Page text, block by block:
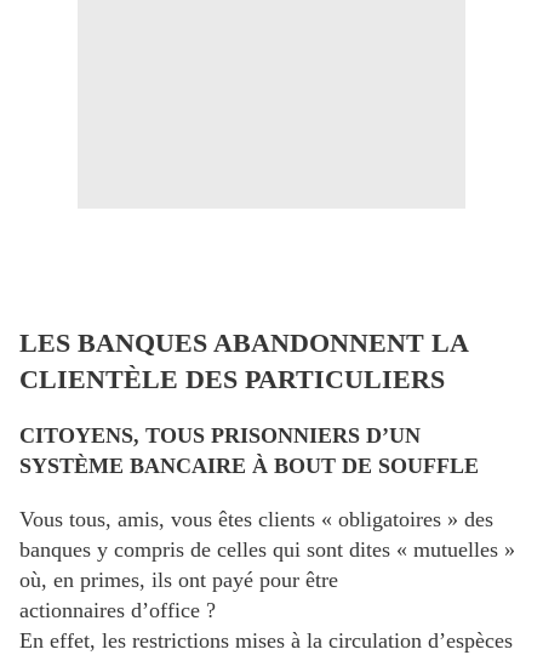
LES BANQUES ABANDONNENT LA
CLIENTÈLE DES PARTICULIERS
CITOYENS, TOUS PRISONNIERS D’UN
SYSTÈME BANCAIRE À BOUT DE SOUFFLE
Vous tous, amis, vous êtes clients « obligatoires » des
banques y compris de celles qui sont dites « mutuelles »
où, en primes, ils ont payé pour être
actionnaires d’office ?
En effet, les restrictions mises à la circulation d’espèces